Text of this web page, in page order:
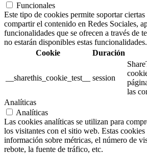
Funcionales
Este tipo de cookies permite soportar
compartir el contenido en Redes Sociales,
funcionalidades que se ofrecen a través de
no estarán disponibles estas funcionalidades.
Cookie
Duración
__sharethis_cookie_test__ session
las
Analíticas
Analíticas
Las cookies analíticas se utilizan para
los visitantes con el sitio web. Estas
información sobre métricas, el número de
rebote, la fuente de tráfico, etc.